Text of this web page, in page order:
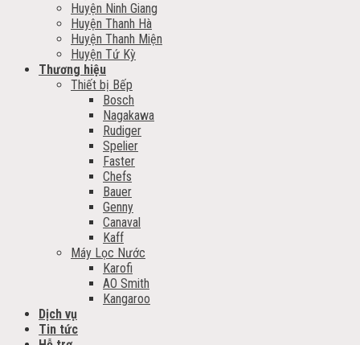
Huyện Ninh Giang
Huyện Thanh Hà
Huyện Thanh Miện
Huyện Tứ Kỳ
Thương hiệu
Thiết bị Bếp
Bosch
Nagakawa
Rudiger
Spelier
Faster
Chefs
Bauer
Genny
Canaval
Kaff
Máy Lọc Nước
Karofi
AO Smith
Kangaroo
Dịch vụ
Tin tức